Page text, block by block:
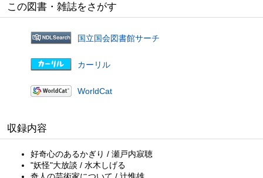
この図書・雑誌をさがす
国立国会図書館サーチ
カーリル
WorldCat
収録内容
好奇心のあるかぎり / 瀬戸内寂聴
"妖怪"大放談 / 水木しげる
奇人の芸術家について / 辻惟雄